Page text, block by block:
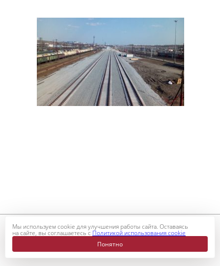
© 2026 Корпорация Р-Индустрия Карта сайта
Мы используем cookie для улучшения работы сайта. Оставаясь
на сайте, вы соглашаетесь с Политикой использования cookie
Понятно